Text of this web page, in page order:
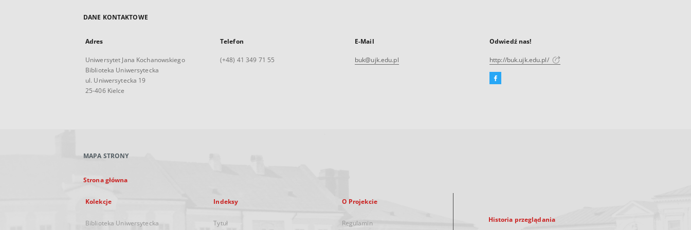
DANE KONTAKTOWE
Adres
Uniwersytet Jana Kochanowskiego
Biblioteka Uniwersytecka
ul. Uniwersytecka 19
25-406 Kielce
Telefon
(+48) 41 349 71 55
E-Mail
buk@ujk.edu.pl
Odwiedź nas!
http://buk.ujk.edu.pl/
Facebook
MAPA STRONY
Strona główna
Kolekcje
Biblioteka Uniwersytecka
Indeksy
Tytuł
O Projekcie
Regulamin Historia przeglądania